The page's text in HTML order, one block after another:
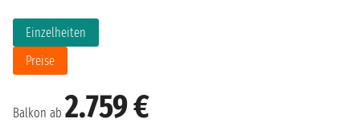
Balkon ab 2.759 €
Einzelheiten
Preise